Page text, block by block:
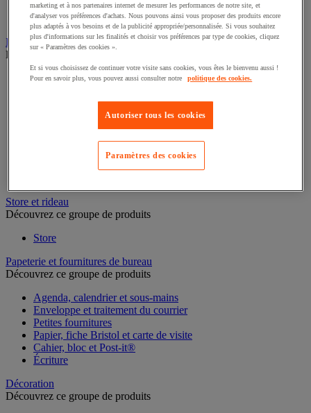
Boîte à monnaie
Monnaie et compteuse-trieuse
Informatique et multimédia
Découvrez ce groupe de produits
Accessoires PC, ordinateur portable et tablette
Bagagerie informatique
Stockage de données
Périphérique informatique
Matériel et câblage réseau
Imprimante, imprimante 3D et scanner
Store et rideau
Découvrez ce groupe de produits
Store
Papeterie et fournitures de bureau
Découvrez ce groupe de produits
Agenda, calendrier et sous-mains
Enveloppe et traitement du courrier
Petites fournitures
Papier, fiche Bristol et carte de visite
Cahier, bloc et Post-it®
Écriture
Décoration
Découvrez ce groupe de produits
marketing et à nos partenaires internet de mesurer les performances de notre site, et
d'analyser vos préférences d'achats. Nous pouvons ainsi vous proposer des produits encore
plus adaptés à vos besoins et de la publicité appropriée/personnalisée. Si vous souhaitez
plus d'informations sur les finalités et choisir vos préférences par type de cookies, cliquez
sur « Paramètres des cookies ».
Et si vous choisissez de continuer votre visite sans cookies, vous êtes le bienvenu aussi !
Pour en savoir plus, vous pouvez aussi consulter notre
politique des cookies.
Autoriser tous les cookies
Paramètres des cookies